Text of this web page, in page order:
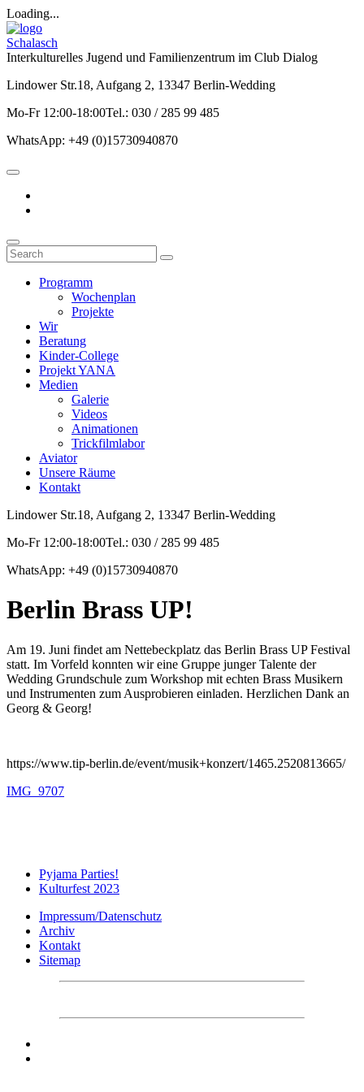
Loading...
Schalasch
Interkulturelles Jugend und Familienzentrum im Club Dialog
Lindower Str.18, Aufgang 2, 13347 Berlin-Wedding
Mo-Fr 12:00-18:00Tel.: 030 / 285 99 485
WhatsApp: +49 (0)15730940870
Programm
Wochenplan
Projekte
Wir
Beratung
Kinder-College
Projekt YANA
Medien
Galerie
Videos
Animationen
Trickfilmlabor
Aviator
Unsere Räume
Kontakt
Lindower Str.18, Aufgang 2, 13347 Berlin-Wedding
Mo-Fr 12:00-18:00Tel.: 030 / 285 99 485
WhatsApp: +49 (0)15730940870
Berlin Brass UP!
Am 19. Juni findet am Nettebeckplatz das Berlin Brass UP Festival
statt. Im Vorfeld konnten wir eine Gruppe junger Talente der
Wedding Grundschule zum Workshop mit echten Brass Musikern
und Instrumenten zum Ausprobieren einladen. Herzlichen Dank an
Georg & Georg!
https://www.tip-berlin.de/event/musik+konzert/1465.2520813665/
IMG_9707
Pyjama Parties!
Kulturfest 2023
Impressum/Datenschutz
Archiv
Kontakt
Sitemap